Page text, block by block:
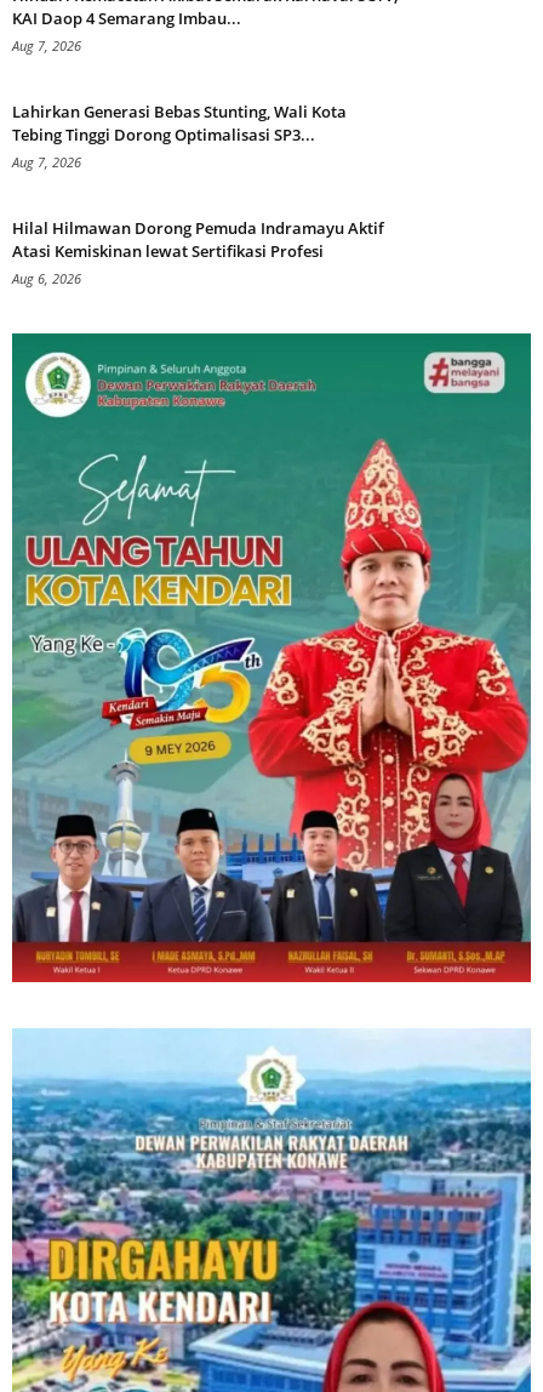
KAI Daop 4 Semarang Imbau...
Aug 7, 2026
Lahirkan Generasi Bebas Stunting, Wali Kota
Tebing Tinggi Dorong Optimalisasi SP3...
Aug 7, 2026
Hilal Hilmawan Dorong Pemuda Indramayu Aktif
Atasi Kemiskinan lewat Sertifikasi Profesi
Aug 6, 2026